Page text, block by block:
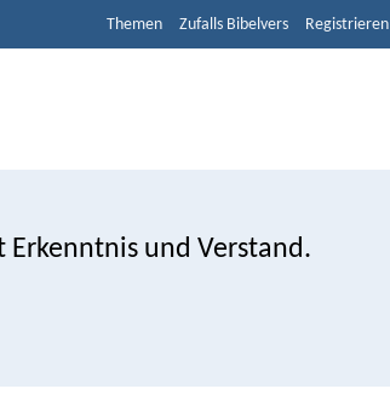
Themen Zufalls Bibelvers Registrieren
und Verstand.